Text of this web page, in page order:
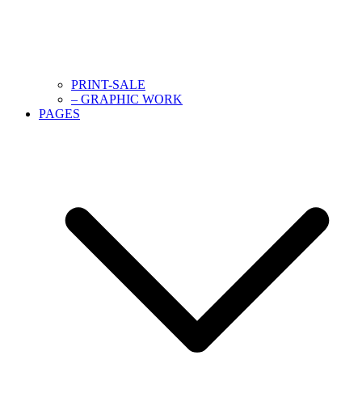
PRINT-SALE
– GRAPHIC WORK
PAGES